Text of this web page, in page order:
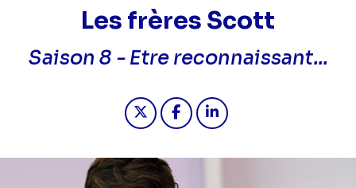
Les frères Scott
Saison 8 -Etre reconnaissant...
Partager "2025-03-20 14:45 -
Partager "2025-03-20